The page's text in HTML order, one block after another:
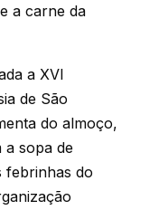
a carne da
a XVI
de São
do almoço,
a sopa de
febrinhas do